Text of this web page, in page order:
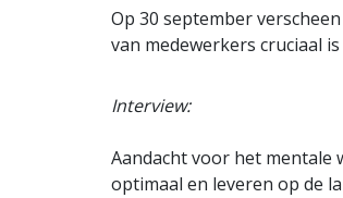
Op 30 september
van medewerkers cruciaal
Interview:
Aandacht voor het mentale
optimaal en leveren op de